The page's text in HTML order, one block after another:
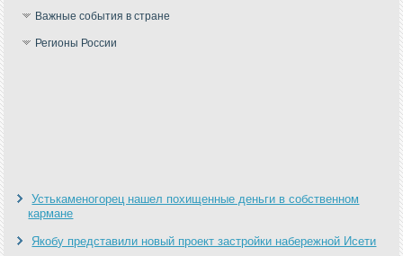
Важные события в стране
Регионы России
Устькаменогорец нашел похищенные деньги в собственном
кармане
Якобу представили новый проект застройки набережной Исети